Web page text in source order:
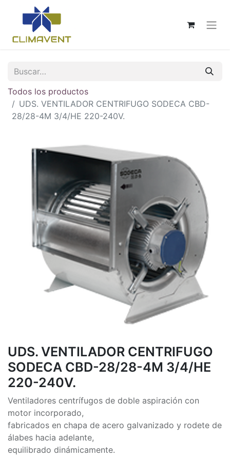
Todos los productos
UDS. VENTILADOR CENTRIFUGO SODECA CBD-
28/28-4M 3/4/HE 220-240V.
UDS. VENTILADOR CENTRIFUGO
SODECA CBD-28/28-4M 3/4/HE
220-240V.
Ventiladores centrífugos de doble aspiración con
motor incorporado,
fabricados en chapa de acero galvanizado y rodete de
álabes hacia adelante,
equilibrado dinámicamente.